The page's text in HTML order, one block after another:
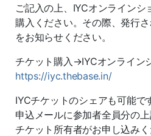
ご記入の上、IYCオンライン
購入ください。その際、発行さ
をお知らせください。
チケット購入→IYCオンライン
https://iyc.thebase.in/
IYCチケットのシェアも可能で
申込メールに参加者全員分の
チケット所有者がお申し込みく